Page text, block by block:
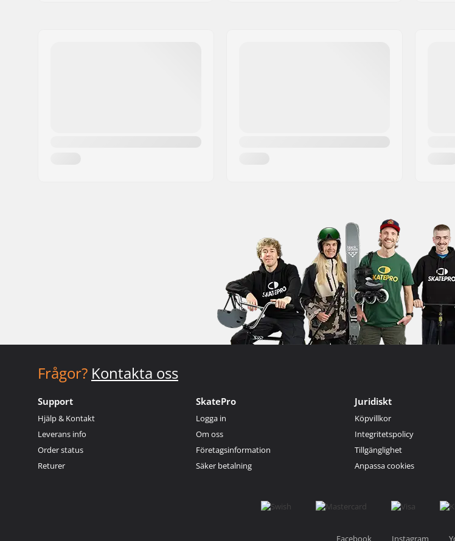
Frågor? Kontakta oss
Support
Hjälp & Kontakt
Leverans info
Order status
Returer
SkatePro
Logga in
Om oss
Företagsinformation
Säker betalning
Juridiskt
Köpvillkor
Integritetspolicy
Tillgänglighet
Anpassa cookies
Facebook Instagram